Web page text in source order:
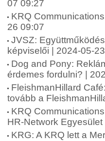
07 09:27
KRQ
26 09:07
JVSZ:
képviselői | 2024-05-
Dog and Pony:
érdemes fordulni? |
FleishmanHillard
tovább a
KRQ
HR-Network
KRG: A KRQ lett a